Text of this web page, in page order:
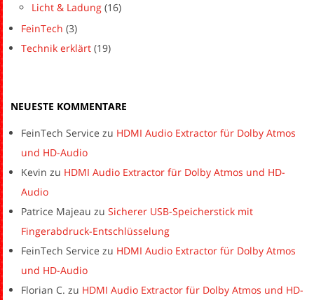
Licht & Ladung (16)
FeinTech (3)
Technik erklärt (19)
NEUESTE KOMMENTARE
FeinTech Service zu HDMI Audio Extractor für Dolby Atmos
und HD-Audio
Kevin zu HDMI Audio Extractor für Dolby Atmos und HD-
Audio
Patrice Majeau zu Sicherer USB-Speicherstick mit
Fingerabdruck-Entschlüsselung
FeinTech Service zu HDMI Audio Extractor für Dolby Atmos
und HD-Audio
Florian C. zu HDMI Audio Extractor für Dolby Atmos und HD-